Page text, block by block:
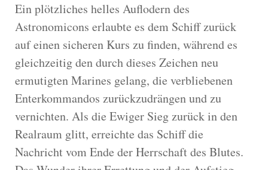
Ein plötzliches helles Auflodern des
Astronomicons erlaubte es dem Schiff zurück
auf einen sicheren Kurs zu finden, während es
gleichzeitig den durch dieses Zeichen neu
ermutigten Marines gelang, die verbliebenen
Enterkommandos zurückzudrängen und zu
vernichten. Als die Ewiger Sieg zurück in den
Realraum glitt, erreichte das Schiff die
Nachricht vom Ende der Herrschaft des Blutes.